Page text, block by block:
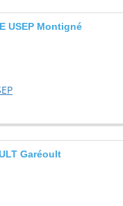
USEP Montigné
Garéoult